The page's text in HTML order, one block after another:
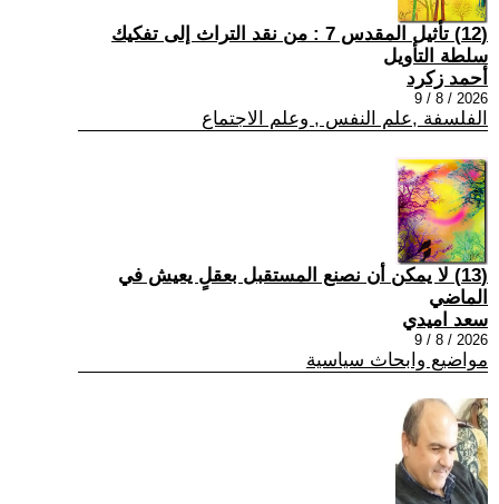
(12) تأثيل المقدس 7 : من نقد التراث إلى تفكيك
سلطة التأويل
أحمد زكرد
2026 / 8 / 9
الفلسفة ,علم النفس , وعلم الاجتماع
(13) لا يمكن أن نصنع المستقبل بعقلٍ يعيش في
الماضي
سعد اميدي
2026 / 8 / 9
مواضيع وابحاث سياسية